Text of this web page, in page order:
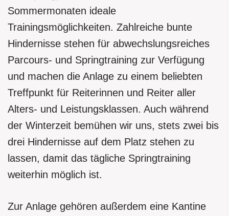
Sommermonaten ideale
Trainingsmöglichkeiten. Zahlreiche bunte
Hindernisse stehen für abwechslungsreiches
Parcours- und Springtraining zur Verfügung
und machen die Anlage zu einem beliebten
Treffpunkt für Reiterinnen und Reiter aller
Alters- und Leistungsklassen. Auch während
der Winterzeit bemühen wir uns, stets zwei bis
drei Hindernisse auf dem Platz stehen zu
lassen, damit das tägliche Springtraining
weiterhin möglich ist.
Zur Anlage gehören außerdem eine Kantine